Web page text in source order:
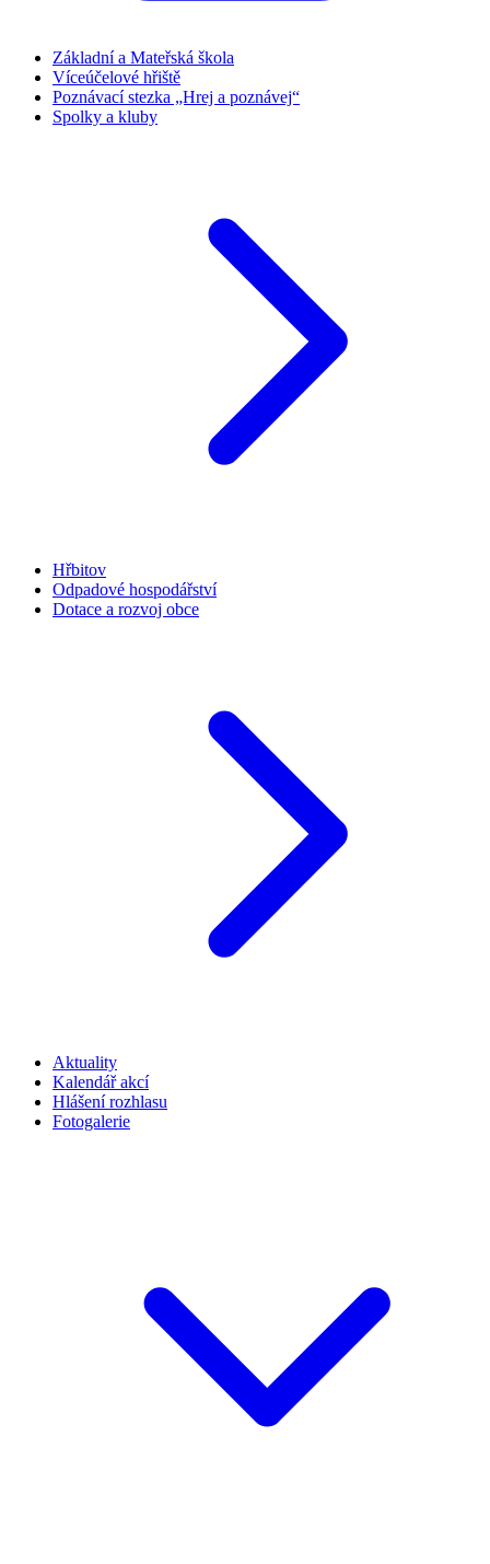
Základní a Mateřská škola
Víceúčelové hřiště
Poznávací stezka „Hrej a poznávej“
Spolky a kluby
Hřbitov
Odpadové hospodářství
Dotace a rozvoj obce
Aktuality
Kalendář akcí
Hlášení rozhlasu
Fotogalerie